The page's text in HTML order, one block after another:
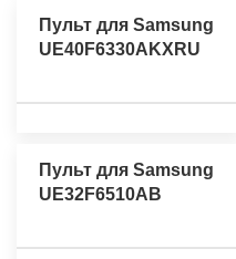
Пульт для Samsung
UE40F6330AKXRU
Пульт для Samsung
UE32F6510AB